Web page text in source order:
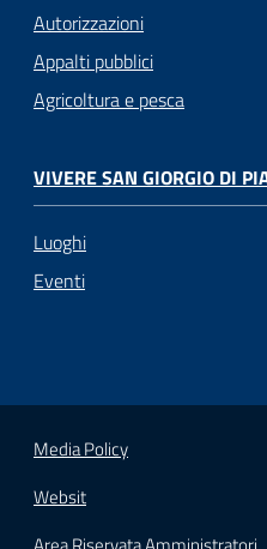
Autorizzazioni
Appalti pubblici
Agricoltura e pesca
VIVERE SAN GIORGIO DI
Luoghi
Eventi
Media Policy
Websit